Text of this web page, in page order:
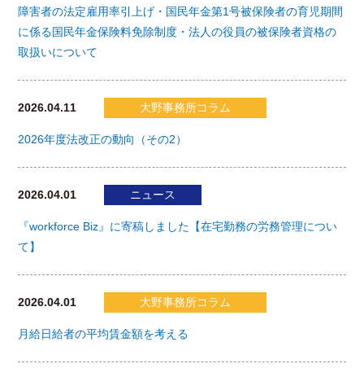
障害者の法定雇用率引上げ・国民年金第1号被保険者の育児期間
に係る国民年金保険料免除制度・法人の役員の被保険者資格の
取扱いについて
2026.04.11 大野事務所コラム
2026年度法改正の動向（その2）
2026.04.01 ニュース
『workforce Biz』に寄稿しました【在宅勤務の労務管理につい
て】
2026.04.01 大野事務所コラム
月給日給者の平均賃金額を考える